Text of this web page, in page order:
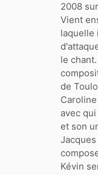
2008
Vient
laquelle
le
de
avec
et son
Kévin